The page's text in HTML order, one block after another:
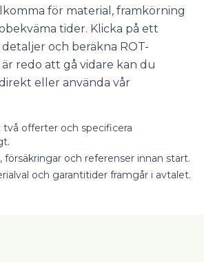
för material, framkörning
tider. Klicka på ett
och beräkna ROT-
redo att gå vidare kan du
eller använda vår
offerter och specificera
försäkringar och referenser innan start.
och garantitider framgår i avtalet.